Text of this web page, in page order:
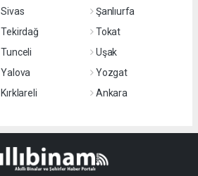
Sivas
Şanlıurfa
Tekirdağ
Tokat
Tunceli
Uşak
Yalova
Yozgat
Kırklareli Ankara